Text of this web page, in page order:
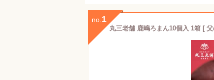
no. 1